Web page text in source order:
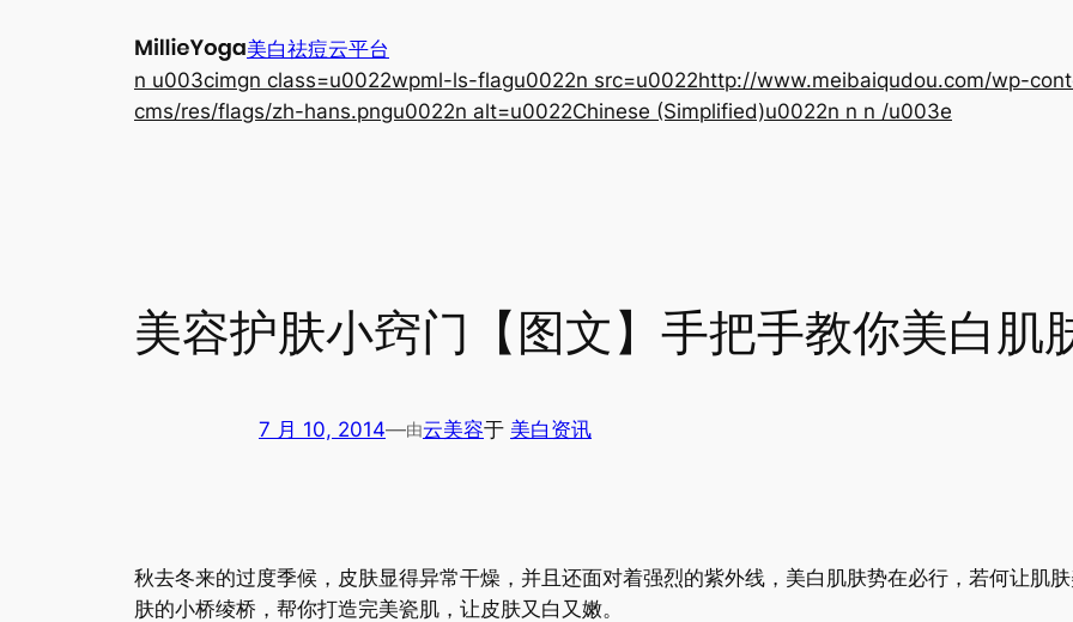
美白祛痘云平台
n u003cimgn class=u0022wpml-ls-flagu0022n src=u0022http://www.meibaiqudou.com/wp-
cms/res/flags/zh-hans.pngu0022n alt=u0022Chinese (Simplified)u0022n n n /u003e
美容护肤小窍门【图文】手把手教你美白肌
7 月 10, 2014—由云美容于 美白资讯
秋去冬来的过度季候，皮肤显得异常干燥，并且还面对着强烈的紫外线，美白肌肤势在必行，若何让肌
肤的小桥绫桥，帮你打造完美瓷肌，让皮肤又白又嫩。